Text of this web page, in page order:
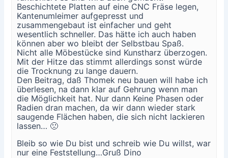
Beschichtete Platten auf eine CNC Fräse legen,
Kantenumleimer aufgepresst und
zusammengebaut ist einfacher und geht
wesentlich schneller. Das hätte ich auch haben
können aber wo bleibt der Selbstbau Spaß.
Nicht alle Möbestücke sind Kunstharz überzogen.
Mit der Hitze das stimmt allerdings sonst würde
die Trocknung zu lange dauern.
Den Beitrag, daß Thomek neu bauen will habe ich
überlesen, na dann klar auf Gehrung wenn man
die Möglichkeit hat. Nur dann Keine Phasen oder
Radien dran machen, da wir dann wieder stark
saugende Flächen haben, die sich nicht lackieren
lassen… 🙁
Bleib so wie Du bist und schreib wie Du willst, war
nur eine Feststellung…Gruß Dino